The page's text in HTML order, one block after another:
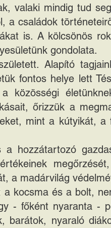
valaki mindig tud
a családok
is. A kölcsönös
gondolata.
Alapító
fontos helye lett
közösségi
őrizzük a
mint a kútyikát,
hozzátartozó
a madárvilág
kocsma és a bolt,
- főként nyaranta -
barátok, nyaraló